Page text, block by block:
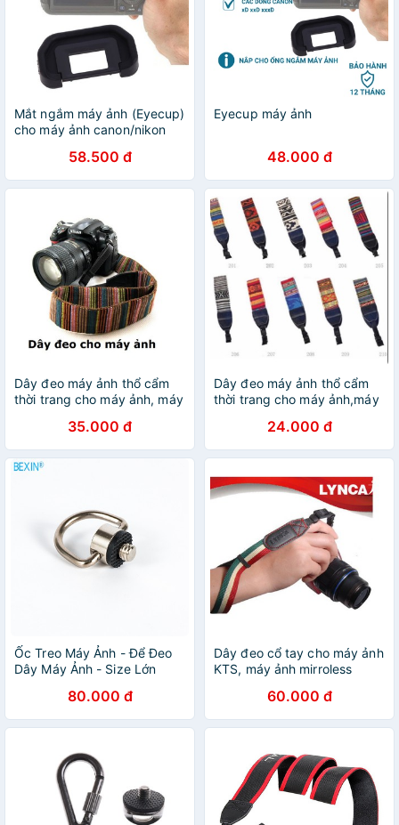
Mắt ngắm máy ảnh (Eyecup)
cho máy ảnh canon/nikon
58.500 đ
Eyecup máy ảnh
48.000 đ
Dây đeo máy ảnh thổ cẩm
thời trang cho máy ảnh, máy
35.000 đ
Dây đeo máy ảnh thổ cẩm
thời trang cho máy ảnh,máy
24.000 đ
Ốc Treo Máy Ảnh - Để Đeo
Dây Máy Ảnh - Size Lớn
80.000 đ
Dây đeo cổ tay cho máy ảnh
KTS, máy ảnh mirroless
60.000 đ